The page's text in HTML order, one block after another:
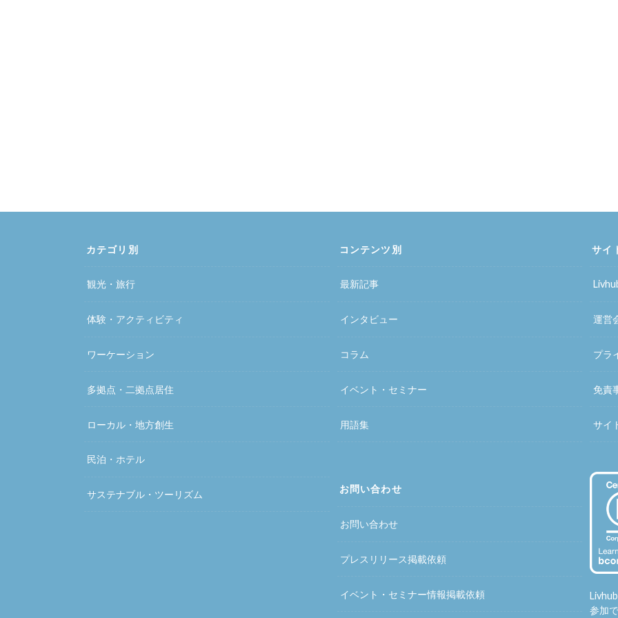
カテゴリ別
観光・旅行
体験・アクティビティ
ワーケーション
多拠点・二拠点居住
ローカル・地方創生
民泊・ホテル
サステナブル・ツーリズム
コンテンツ別
最新記事
インタビュー
コラム
イベント・セミナー
用語集
お問い合わせ
お問い合わせ
プレスリリース掲載依頼
イベント・セミナー情報掲載依頼
サイ
運営
プラ
免責
サイ
参加